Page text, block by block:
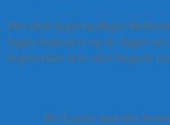
Den røde bygning Bager
ligger bagved tv og th. ligger sal
begravelser m.m. aller bagerst
Her Lassen med den